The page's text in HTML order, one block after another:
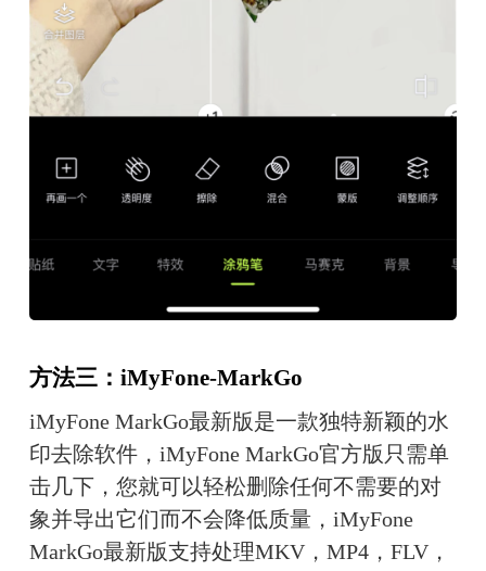
方法三：iMyFone-MarkGo
iMyFone MarkGo最新版是一款独特新颖的水
印去除软件，iMyFone MarkGo官方版只需单
击几下，您就可以轻松删除任何不需要的对
象并导出它们而不会降低质量，iMyFone
MarkGo最新版支持处理MKV，MP4，FLV，